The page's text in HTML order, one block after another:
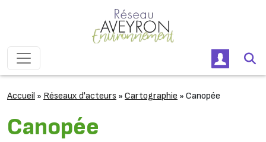
Navigation principale
Accueil » Réseaux d'acteurs » Cartographie » Canopée
Canopée